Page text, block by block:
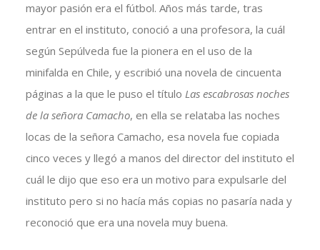
mayor pasión era el fútbol. Años más tarde, tras
entrar en el instituto, conoció a una profesora, la cuál
según Sepúlveda fue la pionera en el uso de la
minifalda en Chile, y escribió una novela de cincuenta
páginas a la que le puso el título Las escabrosas noches
de la señora Camacho, en ella se relataba las noches
locas de la señora Camacho, esa novela fue copiada
cinco veces y llegó a manos del director del instituto el
cuál le dijo que eso era un motivo para expulsarle del
instituto pero si no hacía más copias no pasaría nada y
reconoció que era una novela muy buena.